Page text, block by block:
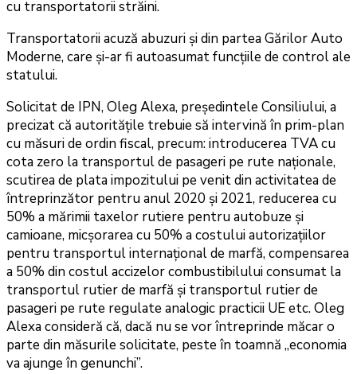
cu transportatorii străini.
Transportatorii acuză abuzuri și din partea Gărilor Auto
Moderne, care și-ar fi autoasumat funcțiile de control ale
statului.
Solicitat de IPN, Oleg Alexa, președintele Consiliului, a
precizat că autoritățile trebuie să intervină în prim-plan
cu măsuri de ordin fiscal, precum: introducerea TVA cu
cota zero la transportul de pasageri pe rute naționale,
scutirea de plata impozitului pe venit din activitatea de
întreprinzător pentru anul 2020 și 2021, reducerea cu
50% a mărimii taxelor rutiere pentru autobuze și
camioane, micșorarea cu 50% a costului autorizațiilor
pentru transportul internațional de marfă, compensarea
a 50% din costul accizelor combustibilului consumat la
transportul rutier de marfă și transportul rutier de
pasageri pe rute regulate analogic practicii UE etc. Oleg
Alexa consideră că, dacă nu se vor întreprinde măcar o
parte din măsurile solicitate, peste în toamnă „economia
va ajunge în genunchi”.